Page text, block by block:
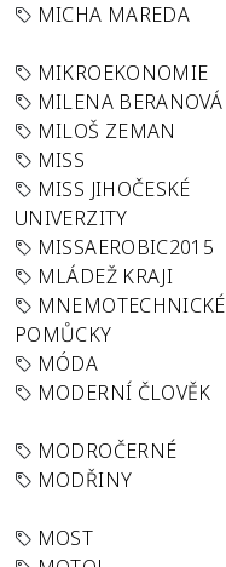
MICHA MAREDA
MIKROEKONOMIE
MILENA BERANOVÁ
MILOŠ ZEMAN
MISS
MISS JIHOČESKÉ
UNIVERZITY
MISSAEROBIC2015
MLÁDEŽ KRAJI
MNEMOTECHNICKÉ
POMŮCKY
MÓDA
MODERNÍ ČLOVĚK
MODROČERNÉ
MODŘINY
MOST